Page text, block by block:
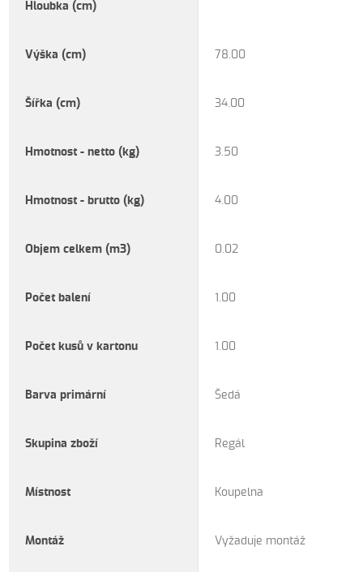
Hloubka (cm)
Výška (cm) 78.00
Šířka (cm) 34.00
Hmotnost - netto (kg) 3.50
Hmotnost - brutto (kg) 4.00
Objem celkem (m3) 0.02
Počet balení 1.00
Počet kusů v kartonu 1.00
Barva primární Šedá
Skupina zboží Regál
Místnost Koupelna
Montáž Vyžaduje montáž